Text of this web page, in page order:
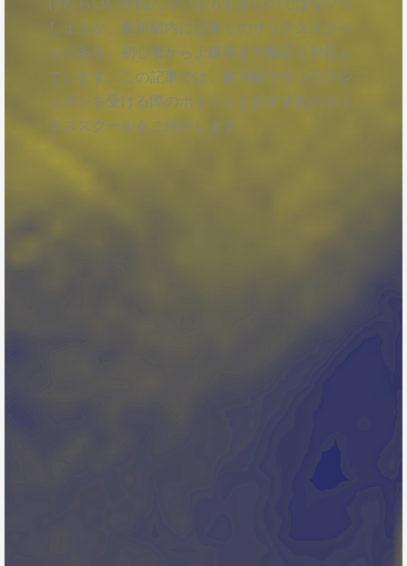
しょうか。新川駅内には多くのサックススクー
ルがあり、初心者から上級者まで幅広く対応し
ています。この記事では、新川駅でサックスレ
ッスンを受ける際のポイントとおすすめのサッ
クススクールをご紹介します。